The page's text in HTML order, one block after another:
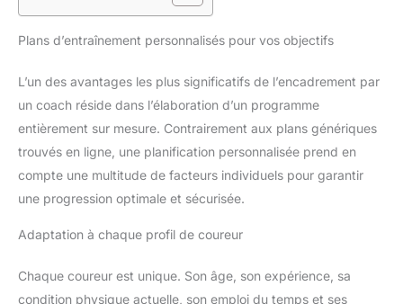
Plans d’entraînement personnalisés pour vos objectifs
L’un des avantages les plus significatifs de l’encadrement par
un coach réside dans l’élaboration d’un programme
entièrement sur mesure. Contrairement aux plans génériques
trouvés en ligne, une planification personnalisée prend en
compte une multitude de facteurs individuels pour garantir
une progression optimale et sécurisée.
Adaptation à chaque profil de coureur
Chaque coureur est unique. Son âge, son expérience, sa
condition physique actuelle, son emploi du temps et ses